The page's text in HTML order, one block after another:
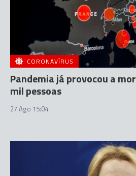
CORONAVÍRUS
Pandemia já provocou a
mil pessoas
27 Ago 15:04